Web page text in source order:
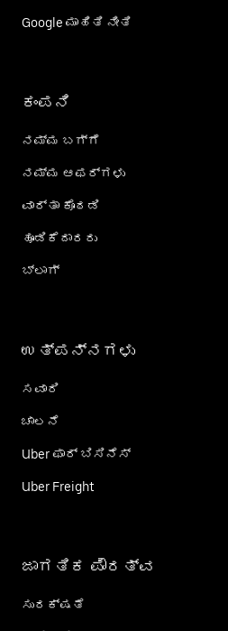
Google ಮಾಹಿತಿ ನೀತಿ
ಕಂಪನಿ
ನಮ್ಮ ಬಗ್ಗೆ
ನಮ್ಮ ಆಫರ್‌ಗಳು
ವಾರ್ತಾ ಕೊಠಡಿ
ಹೂಡಿಕೆದಾರರು
ಬ್ಲಾಗ್
ಉತ್ಪನ್ನಗಳು
ಸವಾರಿ
ಚಾಲನೆ
Uber ಫಾರ್ ಬಿಸಿನೆಸ್
Uber Freight
ಜಾಗತಿಕ ಪೌರತ್ವ
ಸುರಕ್ಷತೆ